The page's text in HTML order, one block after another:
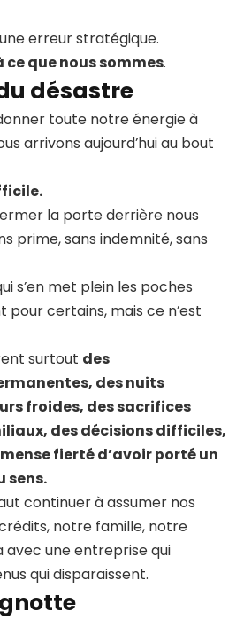
erreur stratégique.
ce que nous sommes.
désastre
toute notre énergie à
arrivons aujourd’hui au bout
la porte derrière nous
prime, sans indemnité, sans
s’en met plein les poches
certains, mais ce n’est
surtout des
des nuits
froides, des sacrifices
des décisions difficiles,
fierté d’avoir porté un
sens.
continuer à assumer nos
notre famille, notre
avec une entreprise qui
qui disparaissent.